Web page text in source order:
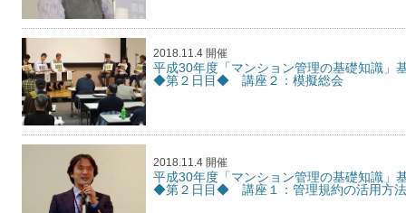
2018.11.4 開催
平成30年度「マンション管理の基礎知
◆第２日目◆ 講座２：模擬総会
2018.11.4 開催
平成30年度「マンション管理の基礎知
◆第２日目◆ 講座１：管理規約の活用方